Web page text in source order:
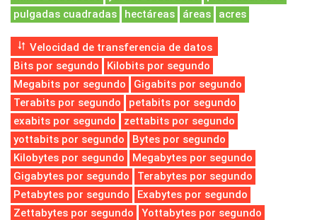
pulgadas cuadradas
hectáreas áreas acres
Velocidad de transferencia de datos
Bits por segundo
Kilobits por segundo
Megabits por segundo
Gigabits por segundo
Terabits por segundo
petabits por segundo
exabits por segundo
zettabits por segundo
yottabits por segundo
Bytes por segundo
Kilobytes por segundo
Megabytes por segundo
Gigabytes por segundo
Terabytes por segundo
Petabytes por segundo
Exabytes por segundo
Zettabytes por segundo
Yottabytes por segundo